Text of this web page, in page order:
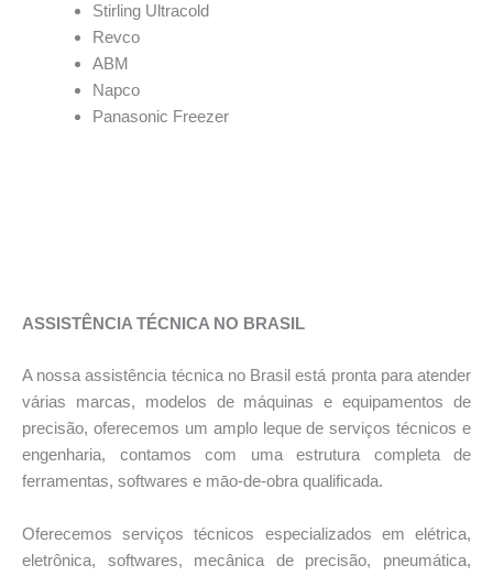
Stirling Ultracold
Revco
ABM
Napco
Panasonic Freezer
ASSISTÊNCIA TÉCNICA NO BRASIL
A nossa assistência técnica no Brasil está pronta para atender
várias marcas, modelos de máquinas e equipamentos de
precisão, oferecemos um amplo leque de serviços técnicos e
engenharia, contamos com uma estrutura completa de
ferramentas, softwares e māo-de-obra qualificada.
Oferecemos serviços técnicos especializados em elétrica,
eletrônica, softwares, mecânica de precisão, pneumática,